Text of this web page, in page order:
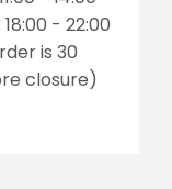
- 22:00
is 30
closure)